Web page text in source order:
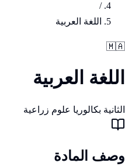
/
اللغة العربية
🇲🇦
اللغة العربية
الثانية بكالوريا علوم زراعية
وصف المادة